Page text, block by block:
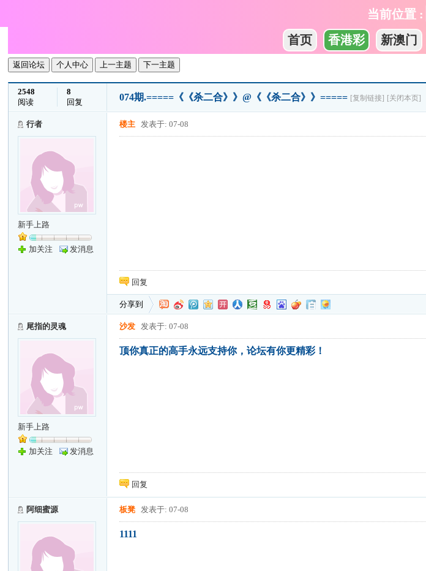
当前位置 :
首页 香港彩 新澳门
返回论坛 个人中心 上一主题 下一主题
2548
阅读
8
回复
074期.=====《《杀二合》》@《《杀二合》》===== [复制链接] [关闭本页]
行者
新手上路
加关注 发消息
楼主 发表于: 07-08
回复
分享到
尾指的灵魂
新手上路
加关注 发消息
沙发 发表于: 07-08
顶你真正的高手永远支持你，论坛有你更精彩！
回复
阿细蜜源 板凳 发表于: 07-08
1111